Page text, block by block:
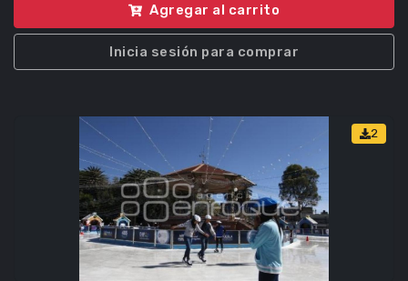
Agregar al carrito
Inicia sesión para comprar
2